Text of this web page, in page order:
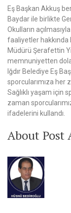
Eş Başkan Akkuş
Baydar ile birlikte
Okulların
faaliyetler hakkında
Müdürü Şerafettin
memnuniyetten
Iğdır Belediye Eş
sporcularımıza her
Sağlıklı yaşam için
zaman
ifadelerini kullandı.
About Post